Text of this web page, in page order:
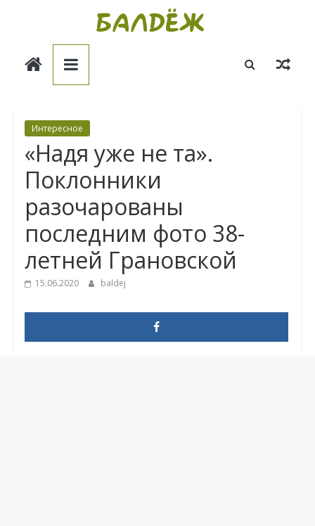
Балдёж
Интересное
«Надя уже не та».
Поклонники
разочарованы
последним фото 38-
летней Грановской
15.06.2020 baldej